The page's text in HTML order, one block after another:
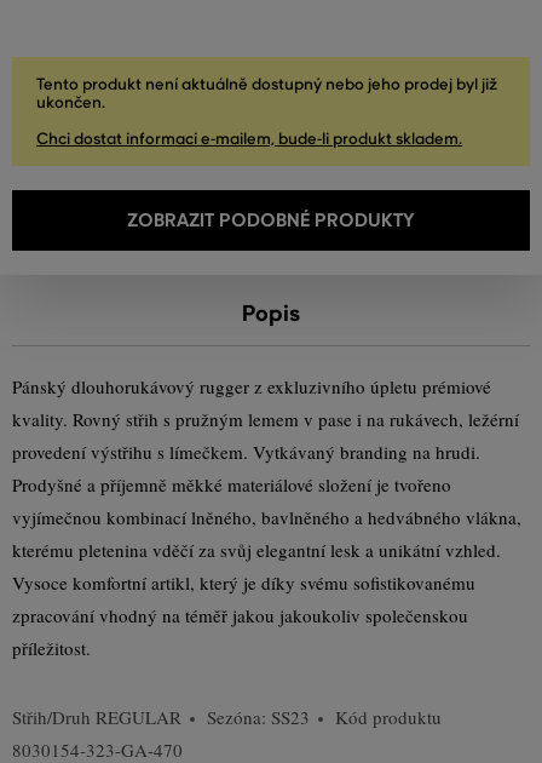
Tento produkt není aktuálně dostupný nebo jeho prodej byl již
ukončen.
Chci dostat informaci e-mailem, bude-li produkt skladem.
ZOBRAZIT PODOBNÉ PRODUKTY
Popis
Pánský dlouhorukávový rugger z exkluzivního úpletu prémiové
kvality. Rovný střih s pružným lemem v pase i na rukávech, ležérní
provedení výstřihu s límečkem. Vytkávaný branding na hrudi.
Prodyšné a příjemně měkké materiálové složení je tvořeno
vyjímečnou kombinací lněného, bavlněného a hedvábného vlákna,
kterému pletenina vděčí za svůj elegantní lesk a unikátní vzhled.
Vysoce komfortní artikl, který je díky svému sofistikovanému
zpracování vhodný na téměř jakou jakoukoliv společenskou
příležitost.
Střih/Druh REGULAR Sezóna: SS23
Kód produktu
8030154-323-GA-470